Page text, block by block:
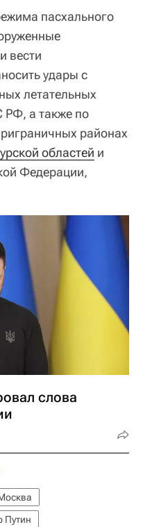
пасхального
вести
удары с
летательных
РФ, а также по
районах
областей и
Федерации,
слова
Путин